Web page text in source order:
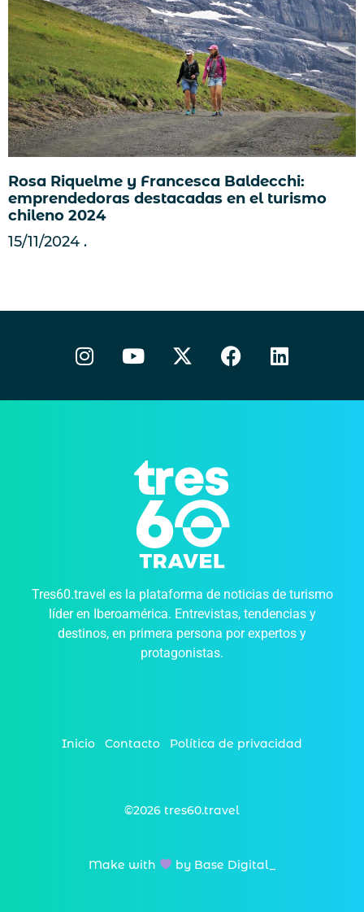
Rosa Riquelme y Francesca Baldecchi:
emprendedoras destacadas en el turismo
chileno 2024
15/11/2024
Tres60.travel es la plataforma de noticias de turismo
líder en Iberoamérica. Entrevistas, tendencias y
destinos, en primera persona por expertos y
protagonistas.
Inicio Contacto Política de privacidad
©2026 tres60.travel
Make with by Base Digital_